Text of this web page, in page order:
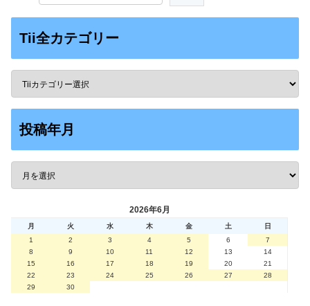
Tii全カテゴリー
投稿年月
2026年6月
月 火 水 木 金 土
日
1
2 3 4 5 6
7
8
9 10 11 12 13
14
15
16 17 18 19 20
21
22
23 24 25 26 27
28
29
30